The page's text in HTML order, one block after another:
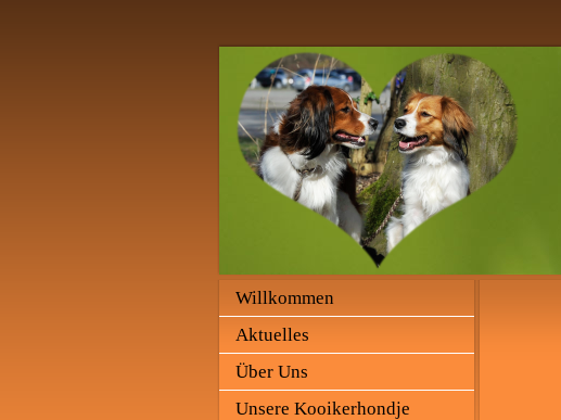
Willkommen
Aktuelles
Über Uns
Unsere Kooikerhondje